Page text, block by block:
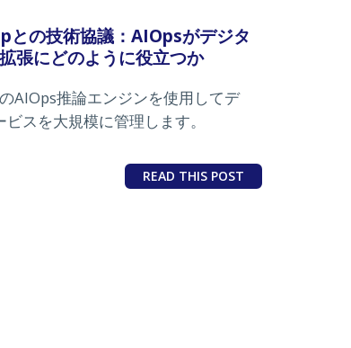
との技術協議：AIOpsがデジタ
張にどのように役立つか
AIOps推論エンジンを使用してデ
ビスを大規模に管理します。
READ THIS POST